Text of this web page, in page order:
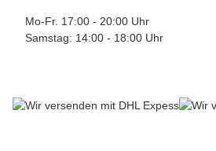
Mo-Fr. 17:00 - 20:00 Uhr
Samstag: 14:00 - 18:00 Uhr